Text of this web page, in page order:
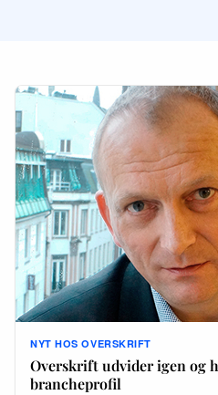
NYT HOS OVERSKRIFT
Overskrift udvider igen og
brancheprofil